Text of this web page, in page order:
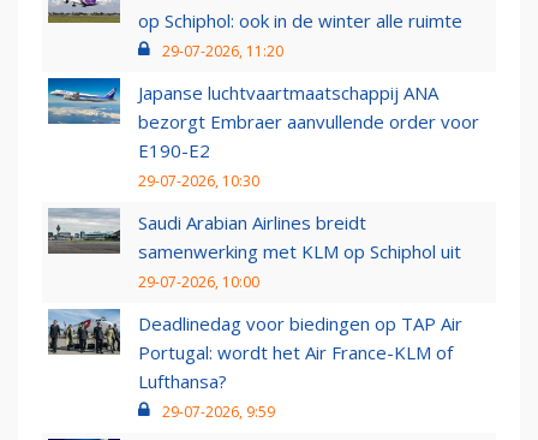
op Schiphol: ook in de winter alle ruimte
29-07-2026, 11:20
Japanse luchtvaartmaatschappij ANA
bezorgt Embraer aanvullende order voor
E190-E2
29-07-2026, 10:30
Saudi Arabian Airlines breidt
samenwerking met KLM op Schiphol uit
29-07-2026, 10:00
Deadlinedag voor biedingen op TAP Air
Portugal: wordt het Air France-KLM of
Lufthansa?
29-07-2026, 9:59